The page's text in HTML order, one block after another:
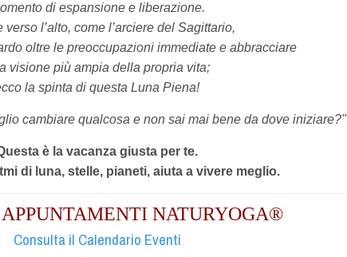
di espansione e liberazione.
verso l’alto, come l’arciere del Sagittario,
oltre le preoccupazioni immediate e abbracciare
visione più ampia della propria vita;
la spinta di questa Luna Piena!
cambiare qualcosa e non sai mai bene da dove iniziare?"
è la vacanza giusta per te.
di luna, stelle, pianeti, aiuta a vivere meglio.
APPUNTAMENTI NATURYOGA®
Consulta il Calendario Eventi